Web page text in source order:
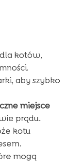
kotów,
aby szybko
miejsce
prądu.
kotu
mogą